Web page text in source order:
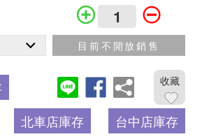
目前不開放銷售
收藏
北車店庫存 台中店庫存